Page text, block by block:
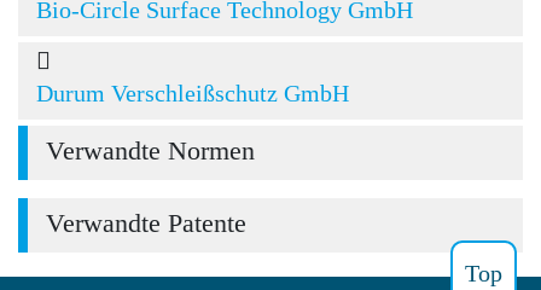
Bio-Circle Surface Technology GmbH
Durum Verschleißschutz GmbH
Verwandte Normen
Verwandte Patente
Top